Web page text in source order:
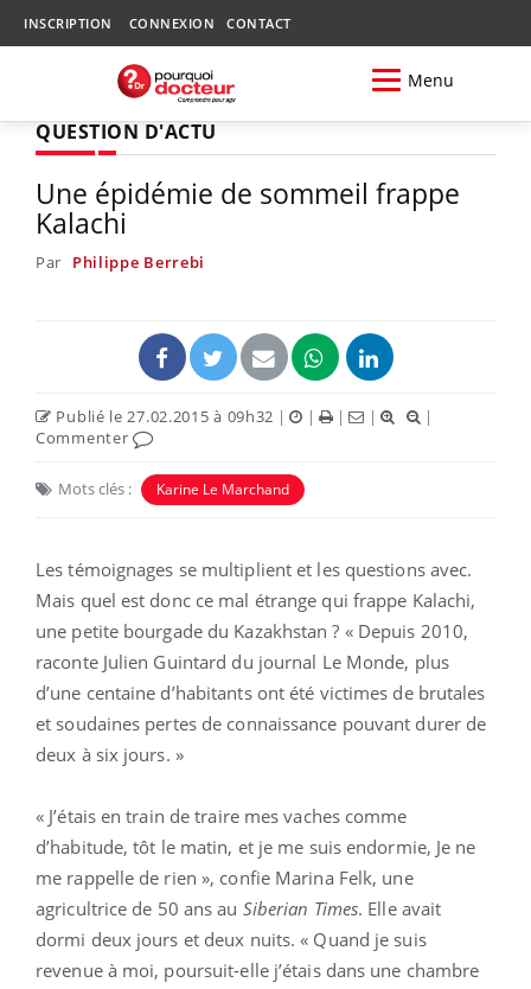
INSCRIPTION CONNEXION CONTACT
Menu
QUESTION D'ACTU
Une épidémie de sommeil frappe
Kalachi
Par Philippe Berrebi
Publié le 27.02.2015 à 09h32 | | | |
|
Commenter
Mots clés : Karine Le Marchand
Les témoignages se multiplient et les questions avec.
Mais quel est donc ce mal étrange qui frappe Kalachi,
une petite bourgade du Kazakhstan ? « Depuis 2010,
raconte Julien Guintard du journal Le Monde, plus
d’une centaine d’habitants ont été victimes de brutales
et soudaines pertes de connaissance pouvant durer de
deux à six jours. »
« J’étais en train de traire mes vaches comme
d’habitude, tôt le matin, et je me suis endormie, Je ne
me rappelle de rien », confie Marina Felk, une
agricultrice de 50 ans au Siberian Times. Elle avait
dormi deux jours et deux nuits. « Quand je suis
revenue à moi, poursuit-elle j’étais dans une chambre